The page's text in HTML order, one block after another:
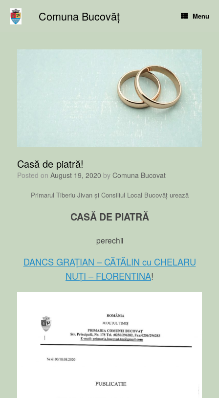
content
Comuna Bucovăț Menu
Casă de piatră!
Posted on August 19, 2020 by Comuna Bucovat
Primarul Tiberiu Jivan și Consiliul Local Bucovăț urează
CASĂ DE PIATRĂ
perechii
DANCS GRAȚIAN – CĂTĂLIN cu CHELARU
NUȚI – FLORENTINA!